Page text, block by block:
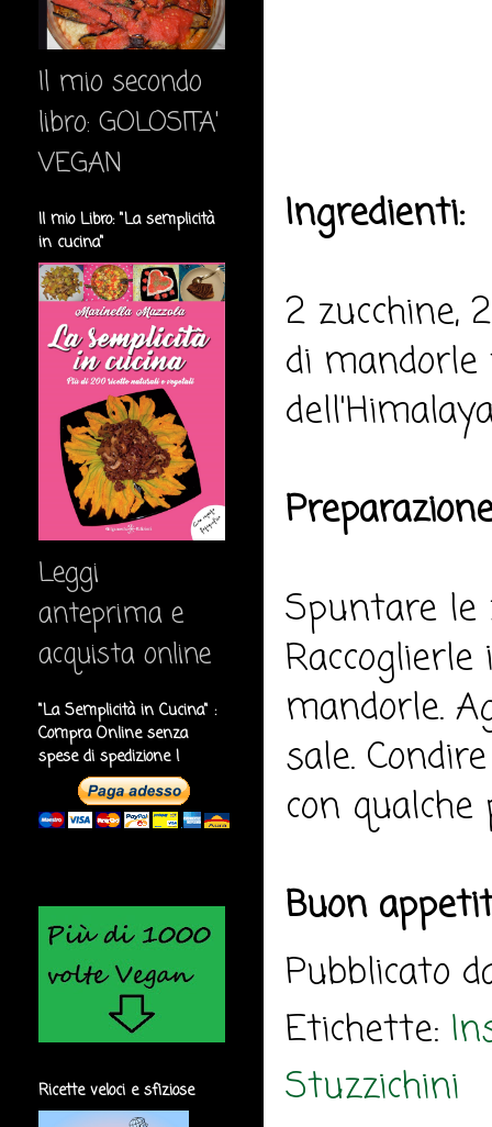
Ingredienti:
2 zucchine,
di
Spuntare le
mandorle.
sale.
con
Buon
Pubblicato
Etichette:
Stuzzichini
Il mio secondo
libro: GOLOSITA'
VEGAN
Il mio Libro: "La semplicità
in cucina"
Leggi
anteprima e
acquista online
"La Semplicità in Cucina" :
Compra Online senza
spese di spedizione !
Ricette veloci e sfiziose